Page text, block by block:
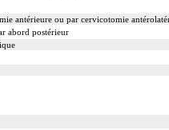
antérieure ou par cervicotomie
abord postérieur